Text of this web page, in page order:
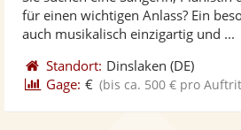
für einen wichtigen Anlass? Ein
auch musikalisch einzigartig und ...
Standort: Dinslaken (DE)
Gage: € (bis ca. 500 € pro